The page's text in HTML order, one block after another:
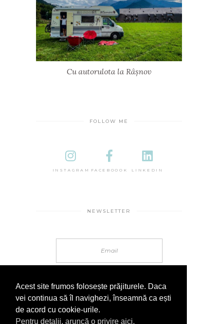
Cu autorulota la Râșnov
FOLLOW ME
INSTAGRAM FACEBOOOK LINKEDIN
NEWSLETTER
Acest site frumos folosește prăjiturele. Daca
vei continua să îl navighezi, înseamnă ca ești
de acord cu cookie-urile.
Pentru detalii, aruncă o privire aici.